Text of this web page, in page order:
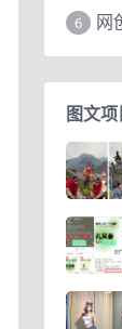
6
图文项